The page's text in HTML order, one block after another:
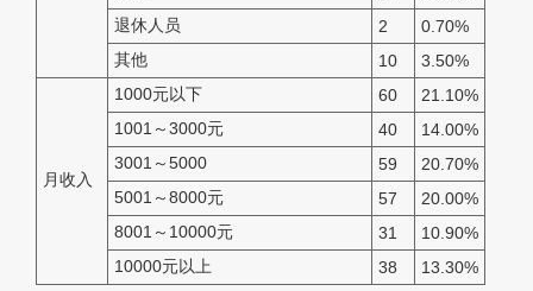
退休人员
2
0.70%
其他
10 3.50%
月收入
1000元以下 60
21.10%
1001～3000元
40
14.00%
3001～5000
59
20.70%
5001～8000元
57
20.00%
8001～10000元
31
10.90%
10000元以上
38 13.30%